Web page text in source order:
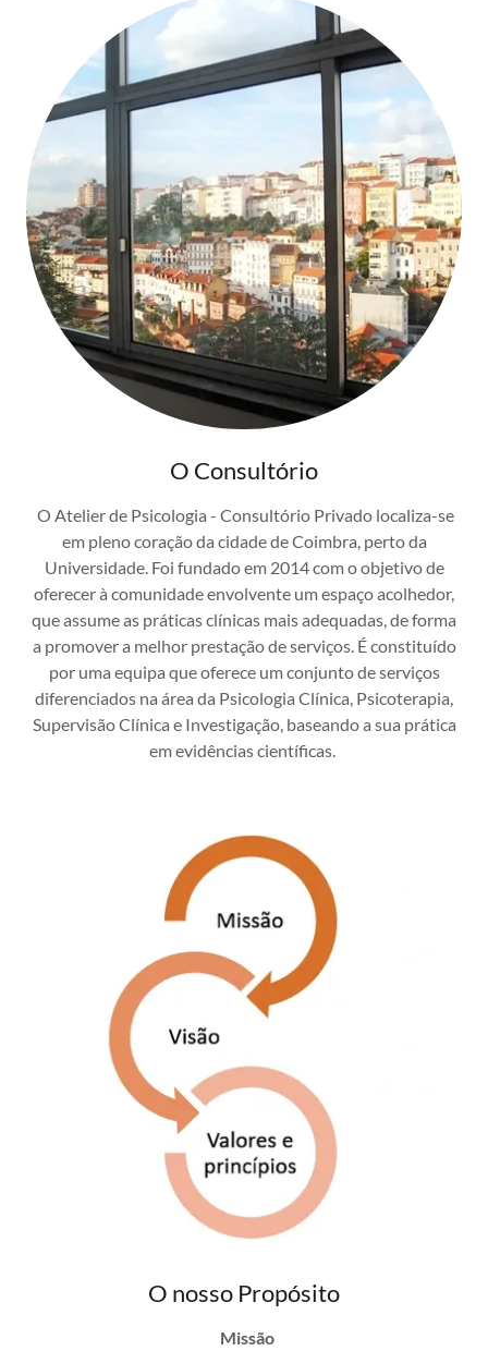
O Consultório
O Atelier de Psicologia - Consultório Privado localiza-se
em pleno coração da cidade de Coimbra, perto da
Universidade. Foi fundado em 2014 com o objetivo de
oferecer à comunidade envolvente um espaço acolhedor,
que assume as práticas clínicas mais adequadas, de forma
a promover a melhor prestação de serviços. É constituído
por uma equipa que oferece um conjunto de serviços
diferenciados na área da Psicologia Clínica, Psicoterapia,
Supervisão Clínica e Investigação, baseando a sua prática
em evidências científicas.
O nosso Propósito
Missão